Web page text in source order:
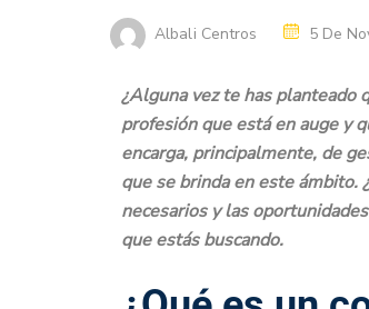
Albali Centros 5 De
¿Alguna vez te has planteado
profesión que está en auge y
encarga, principalmente, de
que se brinda en este ámbito.
necesarios y las
que estás buscando.